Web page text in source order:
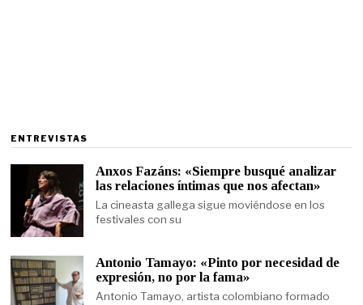
ENTREVISTAS
Anxos Fazáns: «Siempre busqué analizar
las relaciones íntimas que nos afectan»
La cineasta gallega sigue moviéndose en los
festivales con su
Antonio Tamayo: «Pinto por necesidad de
expresión, no por la fama»
Antonio Tamayo, artista colombiano formado